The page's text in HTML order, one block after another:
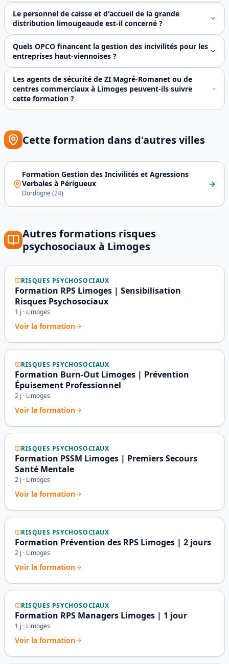
Les guichets des services publics limousins concentrent
Le personnel de caisse et d'accueil de la grande
distribution limougeaude est-il concerné ?
Oui. La grande distribution représente l'un des secteurs
Quels OPCO financent la gestion des incivilités pour les
entreprises haut-viennoises ?
Le financement dépend du secteur d'activité. **ANFH**
Les agents de sécurité de ZI Magré-Romanet ou de
centres commerciaux à Limoges peuvent-ils suivre
cette formation ?
Cette formation dans d'autres villes
Formation Gestion des Incivilités et Agressions
Verbales à Périgueux
Dordogne(24)
Autres formations risques
psychosociauxà Limoges
RISQUES PSYCHOSOCIAUX
Formation RPS Limoges | Sensibilisation
Risques Psychosociaux
1 j · Limoges
Voir la formation
RISQUES PSYCHOSOCIAUX
Formation Burn-Out Limoges | Prévention
Épuisement Professionnel
2 j · Limoges
Voir la formation
RISQUES PSYCHOSOCIAUX
Formation PSSM Limoges | Premiers Secours
Santé Mentale
2 j · Limoges
Voir la formation
RISQUES PSYCHOSOCIAUX
Formation Prévention des RPS Limoges | 2 jours
2 j · Limoges
Voir la formation
RISQUES PSYCHOSOCIAUX
Formation RPS Managers Limoges | 1 jour
1 j · Limoges
Voir la formation